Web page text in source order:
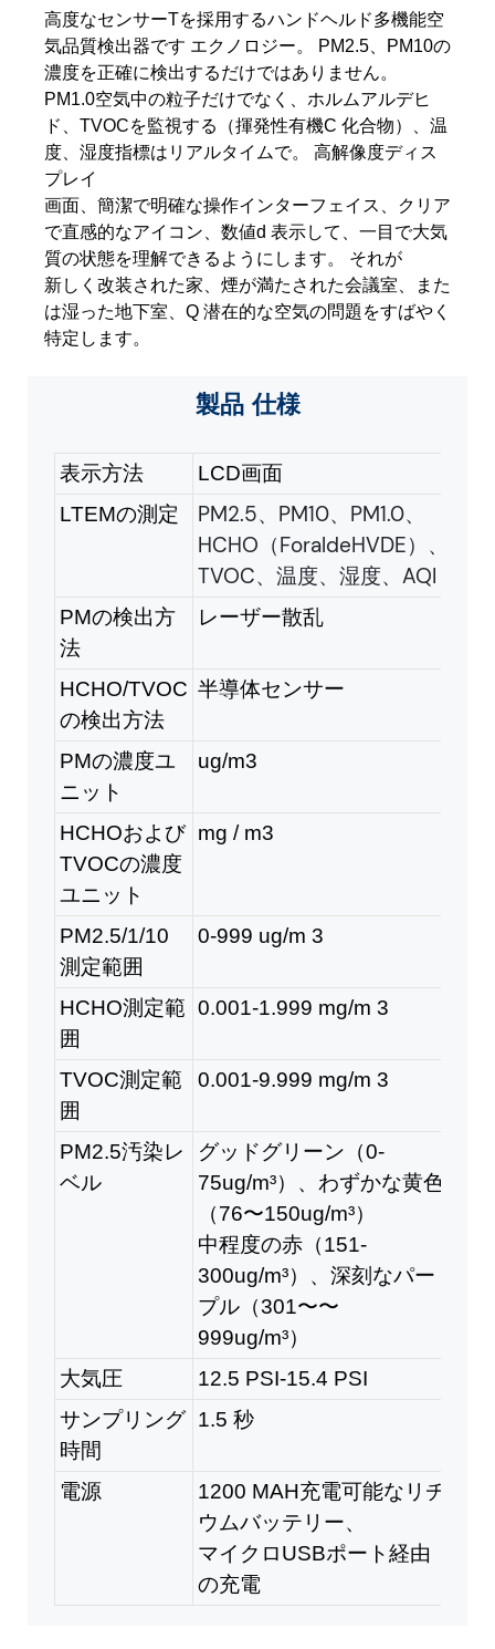
高度なセンサーTを採用するハンドヘルド多機能空
気品質検出器です エクノロジー。 PM2.5、PM10の
濃度を正確に検出するだけではありません。
PM1.0空気中の粒子だけでなく、ホルムアルデヒ
ド、TVOCを監視する（揮発性有機C 化合物）、温
度、湿度指標はリアルタイムで。 高解像度ディス
プレイ
画面、簡潔で明確な操作インターフェイス、クリア
で直感的なアイコン、数値d 表示して、一目で大気
質の状態を理解できるようにします。 それが
新しく改装された家、煙が満たされた会議室、また
は湿った地下室、Q 潜在的な空気の問題をすばやく
特定します。
製品仕様
表示方法
LCD画面
LTEMの測定
PM2.5、PM10、PM1.0、
HCHO（ForaldeHVDE）、
TVOC、温度、湿度、AQI
PMの検出方
法
レーザー散乱
HCHO/TVOC
の検出方法
半導体センサー
PMの濃度ユ
ニット
ug/m3
HCHOおよび
TVOCの濃度
ユニット
mg / m3
PM2.5/1/10
測定範囲
0-999 ug/m 3
HCHO測定範
囲
0.001-1.999 mg/m 3
TVOC測定範
囲
0.001-9.999 mg/m 3
PM2.5汚染レ
ベル
グッドグリーン（0-
75ug/m³）、わずかな黄色
（76〜150ug/m³）
中程度の赤（151-
300ug/m³）、深刻なパー
プル（301〜〜
999ug/m³）
大気圧
12.5 PSI-15.4 PSI
サンプリング
時間
1.5 秒
電源
1200 MAH充電可能なリチ
ウムバッテリー、
マイクロUSBポート経由
の充電